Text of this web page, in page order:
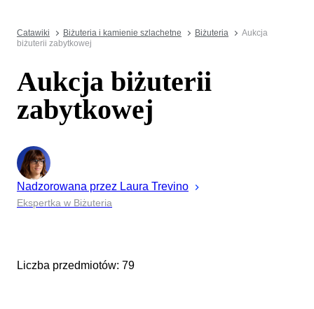
Catawiki Biżuteria i kamienie szlachetne Biżuteria
Aukcja
biżuterii zabytkowej
Aukcja biżuterii
zabytkowej
Nadzorowana przez Laura Trevino
Ekspertka w Biżuteria
Liczba przedmiotów: 79